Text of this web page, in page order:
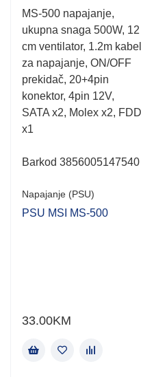
Rated
0.001
out
5
MS-500 napajanje,
ukupna snaga 500W, 12
cm ventilator, 1.2m kabel
za napajanje, ON/OFF
prekidač, 20+4pin
konektor, 4pin 12V,
SATA x2, Molex x2, FDD
x1
Barkod 3856005147540
Napajanje (PSU)
PSU MSI MS-500
33.00KM